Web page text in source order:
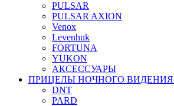
PULSAR
PULSAR AXION
Venox
Levenhuk
FORTUNA
YUKON
АКСЕССУАРЫ
ПРИЦЕЛЫ НОЧНОГО ВИДЕНИЯ
DNT
PARD